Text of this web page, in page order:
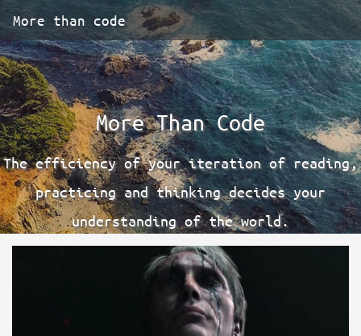
More than code
More Than Code
The efficiency of your iteration of reading,
practicing and thinking decides your
understanding of the world.